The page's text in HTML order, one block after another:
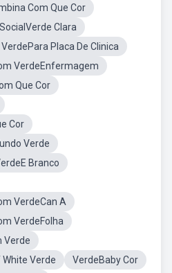
Com Que Cor
Clara
Placa De Clinica
VerdeEnfermagem
Que Cor
Cor
Verde
Branco
VerdeCan A
VerdeFolha
Verde
Verde
VerdeBaby Cor